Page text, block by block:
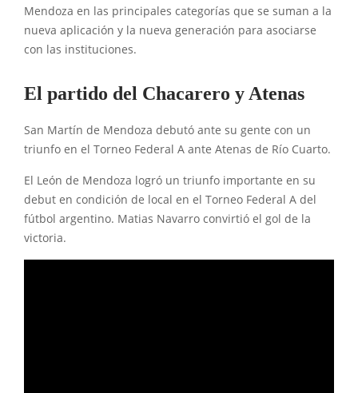
Mendoza en las principales categorías que se suman a la
nueva aplicación y la nueva generación para asociarse
con las instituciones.
El partido del Chacarero y Atenas
San Martín de Mendoza debutó ante su gente con un
triunfo en el Torneo Federal A ante Atenas de Río Cuarto.
El León de Mendoza logró un triunfo importante en su
debut en condición de local en el Torneo Federal A del
fútbol argentino. Matias Navarro convirtió el gol de la
victoria.